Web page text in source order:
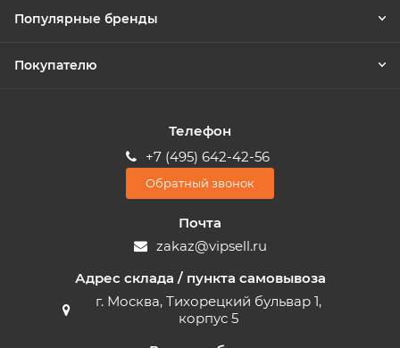
Популярные бренды
Покупателю
Телефон
+7 (495) 642-42-56
Обратный звонок
Почта
zakaz@vipsell.ru
Адрес склада / пункта самовывоза
г. Москва, Тихорецкий бульвар 1,
корпус 5